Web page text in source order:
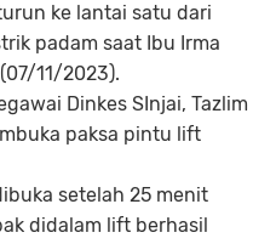
ke lantai satu dari
padam saat Ibu Irma
11/2023).
Dinkes SInjai, Tazlim
paksa pintu lift
setelah 25 menit
didalam lift berhasil